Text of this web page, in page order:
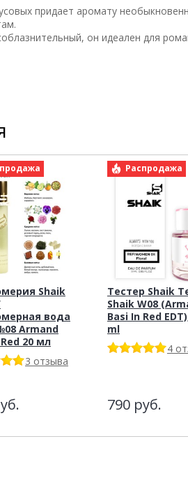
придает аромату
он идеален для
Shaik
вода
Armand
20 мл
3 отзыва
Распродажа
Тестер Shaik
Shaik W08
Basi In Red
ml
4
790 руб.